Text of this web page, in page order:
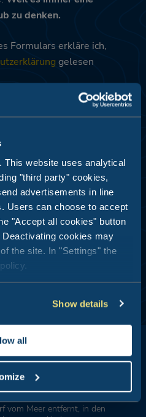
website uses analytical
"third party" cookies,
advertisements in line
Users can choose to accept
"Accept all cookies" button
cookies may
the site. In "Settings" the
Show details
all
zu denken.
Formulars erkläre ich,
gelesen
PROFILING UND
vom Meer entfernt, in den